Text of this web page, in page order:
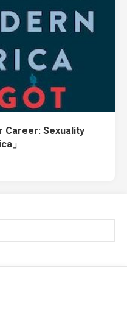
Career: Sexuality
」